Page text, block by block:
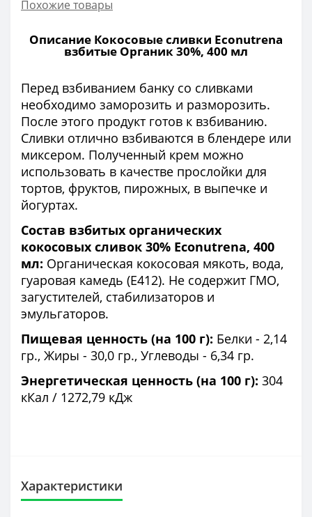
Похожие товары
Описание Кокосовые сливки Econutrena
взбитые Органик 30%, 400 мл
Перед взбиванием банку со сливками
необходимо заморозить и разморозить.
После этого продукт готов к взбиванию.
Сливки отлично взбиваются в блендере или
миксером. Полученный крем можно
использовать в качестве прослойки для
тортов, фруктов, пирожных, в выпечке и
йогуртах.
Состав взбитых органических
кокосовых сливок 30% Econutrena, 400
мл: Органическая кокосовая мякоть, вода,
гуаровая камедь (E412). Не содержит ГМО,
загустителей, стабилизаторов и
эмульгаторов.
Пищевая ценность (на 100 г): Белки - 2,14
гр., Жиры - 30,0 гр., Углеводы - 6,34 гр.
Энергетическая ценность (на 100 г): 304
кКал / 1272,79 кДж
Характеристики